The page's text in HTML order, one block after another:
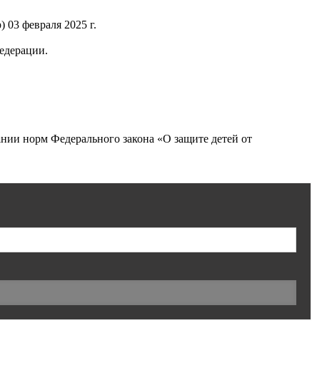
февраля 2025 г.
норм Федерального закона «О защите детей от